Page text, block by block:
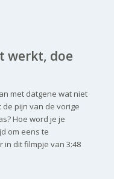
werkt, doe
met datgene wat niet
pijn van de vorige
Hoe word je je
om eens te
dit filmpje van 3:48